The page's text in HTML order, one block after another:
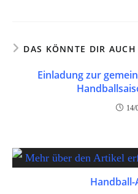
DAS KÖNNTE DIR AUCH
Einladung zur
14/